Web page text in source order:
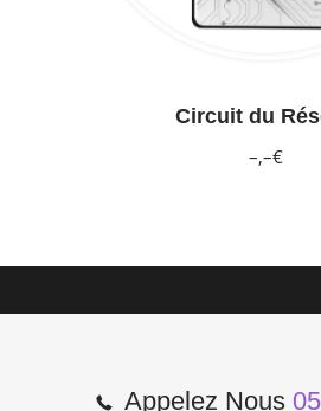
Circuit du
–,–€
Appelez Nous